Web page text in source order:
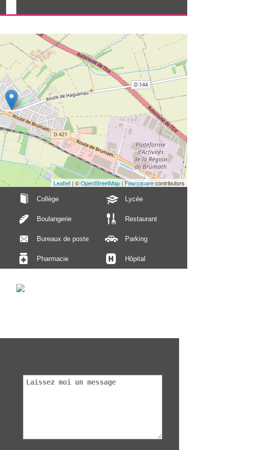
Leaflet | ©OpenStreetMap |Foursquarecontributors
Collège Lycée
Boulangerie Restaurant
Bureaux de poste Parking
Pharmacie Hôpital